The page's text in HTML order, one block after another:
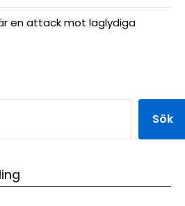
en attack mot laglydiga
Sök